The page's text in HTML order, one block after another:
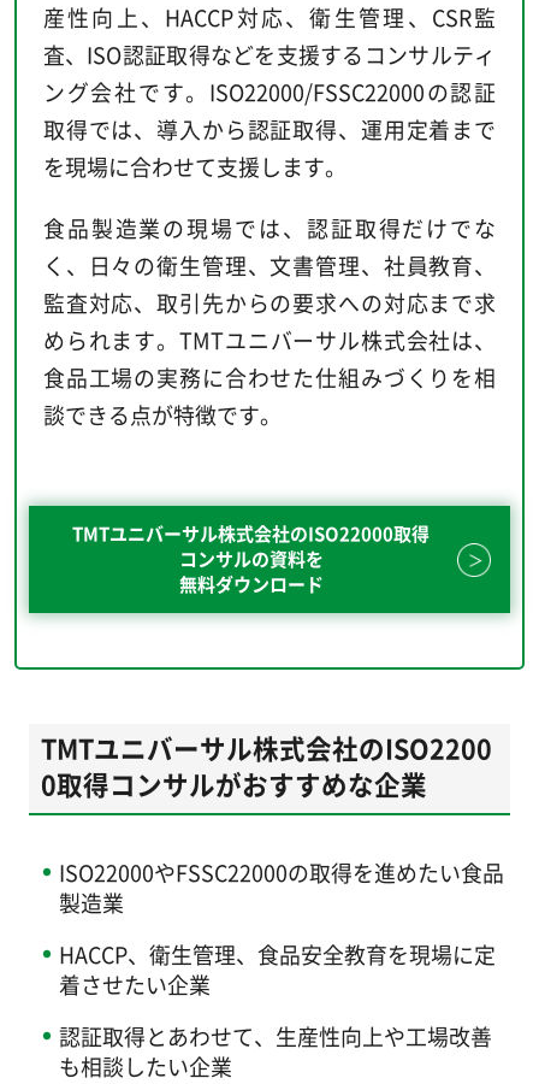
産性向上、HACCP対応、衛生管理、CSR監
査、ISO認証取得などを支援するコンサルティ
ング会社です。ISO22000/FSSC22000の認証
取得では、導入から認証取得、運用定着まで
を現場に合わせて支援します。
食品製造業の現場では、認証取得だけでな
く、日々の衛生管理、文書管理、社員教育、
監査対応、取引先からの要求への対応まで求
められます。TMTユニバーサル株式会社は、
食品工場の実務に合わせた仕組みづくりを相
談できる点が特徴です。
TMTユニバーサル株式会社のISO22000取得
コンサルの資料を
無料ダウンロード
TMTユニバーサル株式会社のISO2200
0取得コンサルがおすすめな企業
ISO22000やFSSC22000の取得を進めたい食品
製造業
HACCP、衛生管理、食品安全教育を現場に定
着させたい企業
認証取得とあわせて、生産性向上や工場改善
も相談したい企業